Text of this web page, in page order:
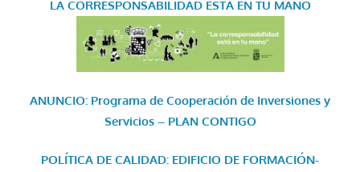
LA CORRESPONSABILIDAD ESTÁ EN TU MANO
ANUNCIO: Programa de Cooperación de Inversiones y
Servicios – PLAN CONTIGO
POLÍTICA DE CALIDAD: EDIFICIO DE FORMACIÓN-